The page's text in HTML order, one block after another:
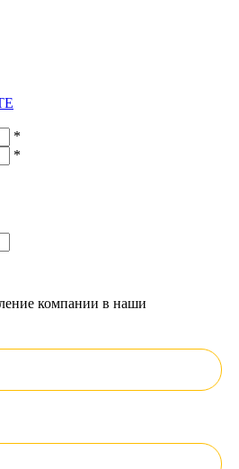
*
*
компании в наши